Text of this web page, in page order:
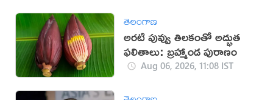
తెలంగాణ
అరటి పువ్వు తిలకంతో అద్భుత
ఫలితాలు: బ్రహ్మాండ పురాణం
Aug 06, 2026, 11:08 IST